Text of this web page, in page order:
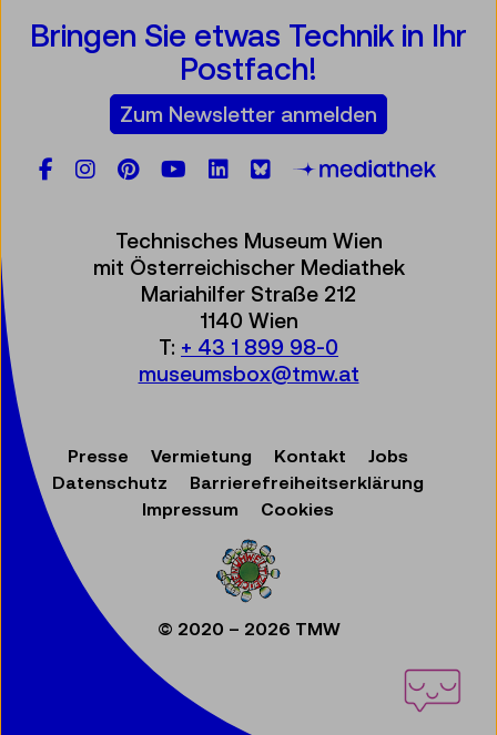
Bringen Sie etwas Technik in Ihr
Postfach!
Zum Newsletter anmelden
Facebook
Instagram
Pinterest
YouTube
LinkedIn
Bluesky
Technisches Museum Wien
mit Österreichischer Mediathek
Mariahilfer Straße 212
1140 Wien
T: + 43 1 899 98-0
museumsbox@tmw.at
Presse Vermietung Kontakt
Jobs
Datenschutz
Barrierefreiheitserklärung
Impressum
Cookies
© 2020 – 2026 TMW